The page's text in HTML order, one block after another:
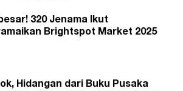
320 Jenama Ikut
Brightspot Market 2025
Hidangan dari Buku Pusaka